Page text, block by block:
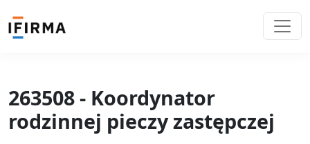
263508 - Koordynator
rodzinnej pieczy zastępczej